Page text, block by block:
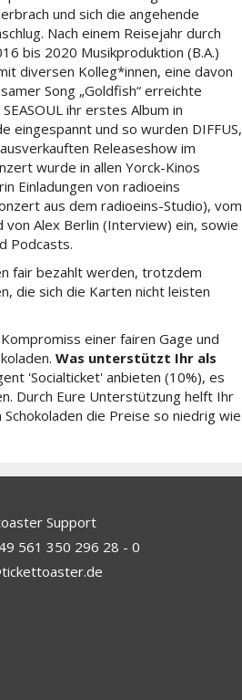
und sich die angehende
Nach einem Reisejahr durch
bis 2020 Musikproduktion (B.A.)
diversen Kolleg*innen, eine davon
Song „Goldfish“ erreichte
ihr erstes Album in
eingespannt und so wurden DIFFUS,
Releaseshow im
wurde in allen Yorck-Kinos
Einladungen von radioeins
aus dem radioeins-Studio), vom
Alex Berlin (Interview) ein, sowie
Podcasts.
fair bezahlt werden, trotzdem
die sich die Karten nicht leisten
einer fairen Gage und
Was unterstützt Ihr als
'Socialticket' anbieten (10%), es
Durch Eure Unterstützung helft Ihr
die Preise so niedrig wie
Support
561 350 296 28 - 0